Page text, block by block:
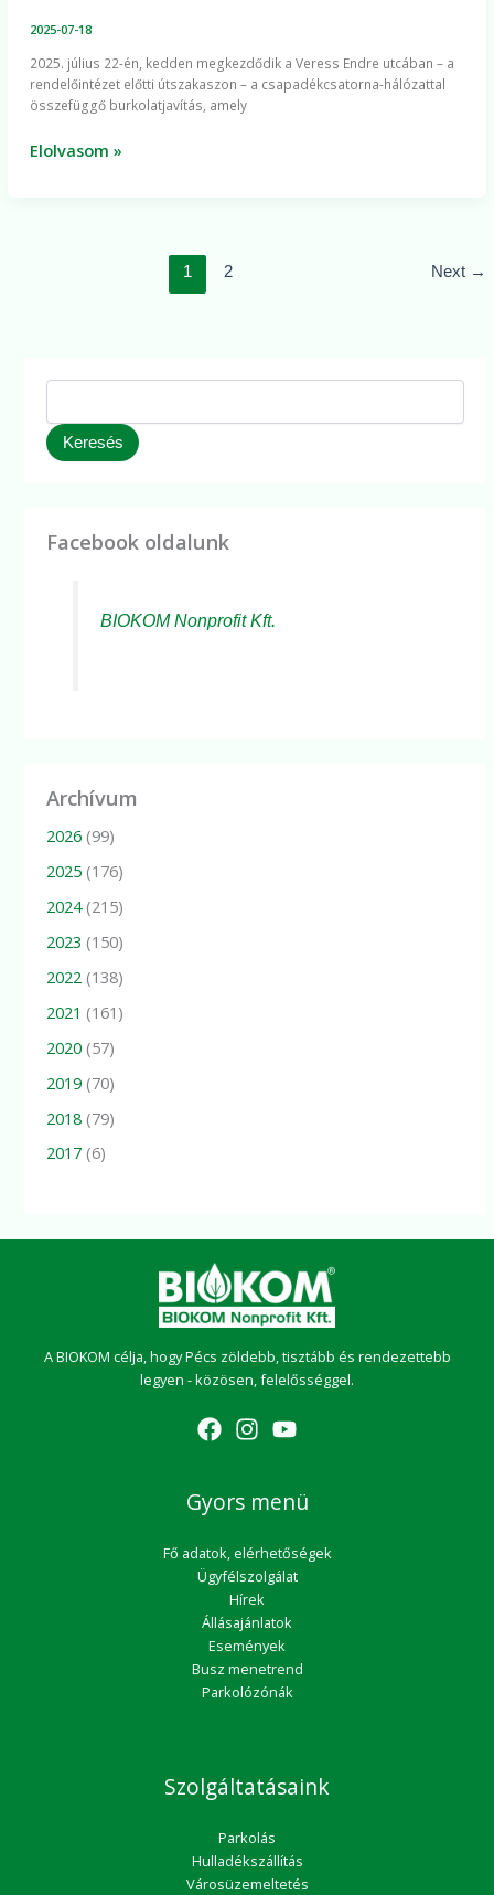
2025-07-18
2025. július 22-én, kedden megkezdődik a Veress Endre utcában – a
rendelőintézet előtti útszakaszon – a csapadékcsatorna-hálózattal
összefüggő burkolatjavítás, amely
utcában
Elolvasom »
1 2 Next →
Keresés
Facebook oldalunk
BIOKOM Nonprofit Kft.
Archívum
2026 (99)
2025 (176)
2024(215)
2023 (150)
2022 (138)
2021 (161)
2020 (57)
2019 (70)
2018 (79)
2017 (6)
A BIOKOM célja, hogy Pécs zöldebb, tisztább és rendezettebb
legyen - közösen, felelősséggel.
Gyors menü
Fő adatok, elérhetőségek
Ügyfélszolgálat
Hírek
Állásajánlatok
Események
Busz menetrend
Parkolózónák
Szolgáltatásaink
Parkolás
Hulladékszállítás
Városüzemeltetés